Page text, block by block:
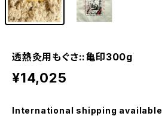
透熱灸用もぐさ::亀印300g
¥14,025
International shipping available